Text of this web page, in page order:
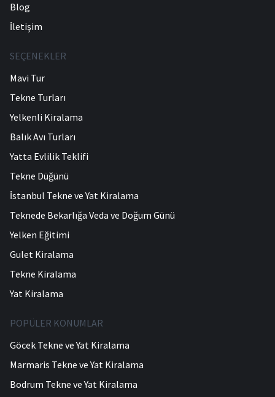
Blog
İletişim
SEÇENEKLER
Mavi Tur
Tekne Turları
Yelkenli Kiralama
Balık Avı Turları
Yatta Evlilik Teklifi
Tekne Düğünü
İstanbul Tekne ve Yat Kiralama
Teknede Bekarlığa Veda ve Doğum Günü
Yelken Eğitimi
Gulet Kiralama
Tekne Kiralama
Yat Kiralama
POPÜLER KONUMLAR
Göcek Tekne ve Yat Kiralama
Marmaris Tekne ve Yat Kiralama
Bodrum Tekne ve Yat Kiralama